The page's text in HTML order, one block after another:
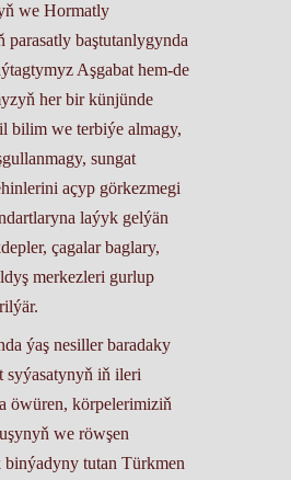
we Hormatly
parasatly baştutanlygynda
Aşgabat hem-de
her bir künjünde
bilim we terbiýe almagy,
sungat
açyp görkezmegi
laýyk gelýän
çagalar baglary,
merkezleri gurlup
ýaş nesiller baradaky
syýasatynyň iň ileri
öwüren, körpelerimiziň
we röwşen
binýadyny tutan Türkmen